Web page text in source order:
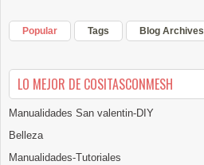
Popular Tags Blog Archives
LO MEJOR DE COSITASCONMESH
Manualidades San valentin-DIY
Belleza
Manualidades-Tutoriales